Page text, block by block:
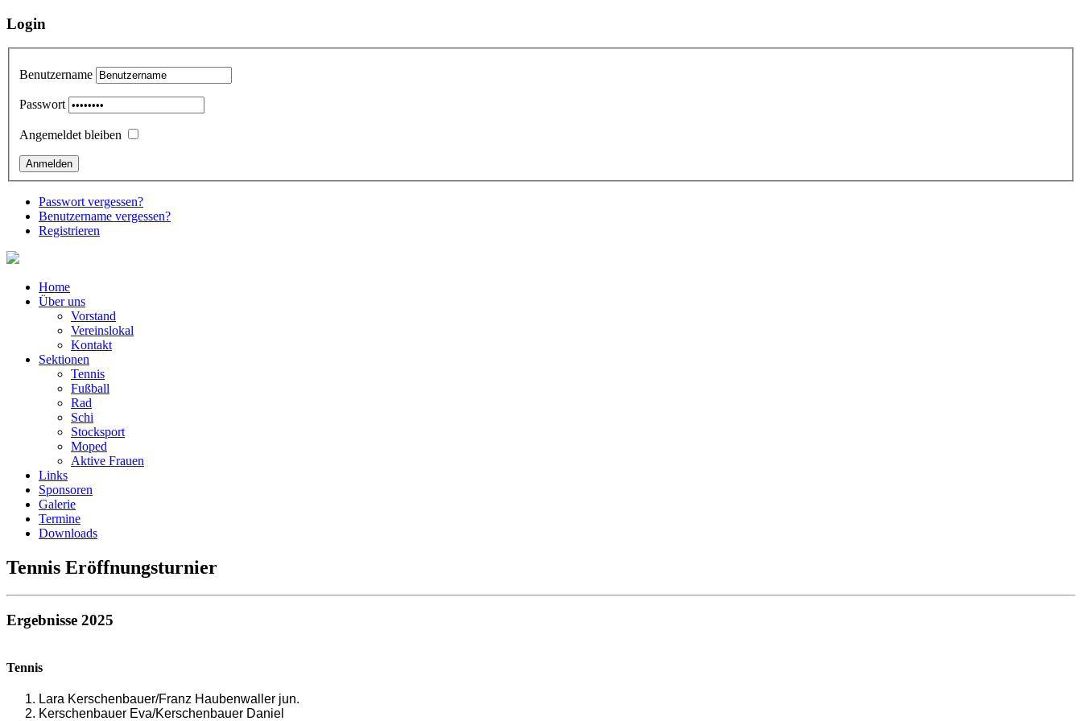
Login
Benutzername
Passwort
Angemeldet bleiben
Passwort vergessen?
Benutzername vergessen?
Registrieren
Home
Über uns
Vorstand
Vereinslokal
Kontakt
Sektionen
Tennis
Fußball
Rad
Schi
Stocksport
Moped
Aktive Frauen
Links
Sponsoren
Galerie
Termine
Downloads
Tennis Eröffnungsturnier
Ergebnisse 2025
Tennis
Lara Kerschenbauer/Franz Haubenwaller jun.
Kerschenbauer Eva/Kerschenbauer Daniel